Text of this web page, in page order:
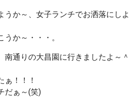
うか～、女子ランチでお洒落にしよ
か～・・・。
南通りの大昌園に行きましたよ～＾
ぁ！！！
だぁ～(笑)